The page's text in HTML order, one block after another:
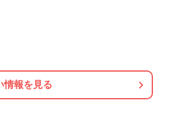
情報を見る